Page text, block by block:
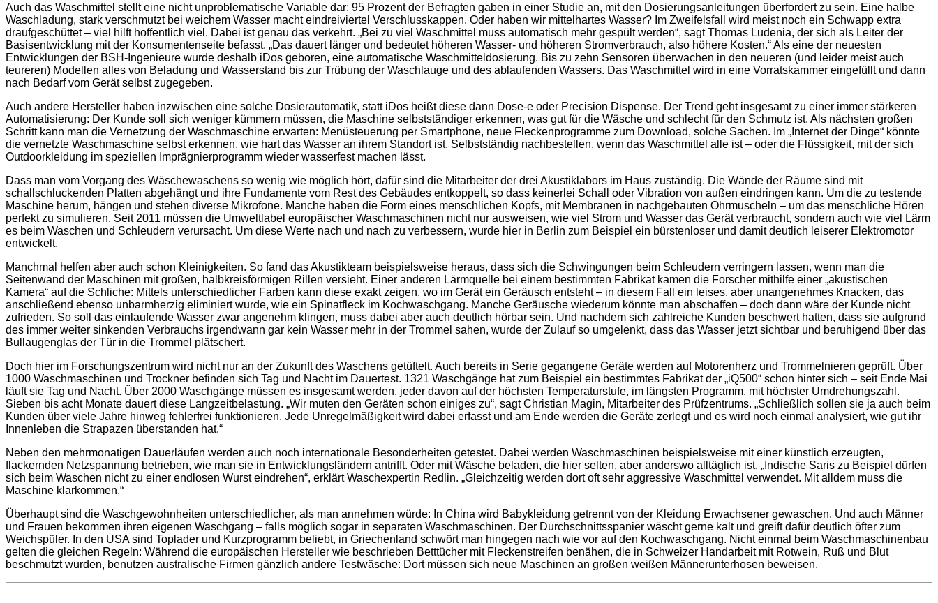
Auch das Waschmittel stellt eine nicht unproblematische Variable dar: 95 Prozent der Befragten gaben in einer Studie an, mit den Dosierungsanleitungen überfordert zu sein. Eine halbe
Waschladung, stark verschmutzt bei weichem Wasser macht eindreiviertel Verschlusskappen. Oder haben wir mittelhartes Wasser? Im Zweifelsfall wird meist noch ein Schwapp extra
draufgeschüttet – viel hilft hoffentlich viel. Dabei ist genau das verkehrt. „Bei zu viel Waschmittel muss automatisch mehr gespült werden“, sagt Thomas Ludenia, der sich als Leiter der
Basisentwicklung mit der Konsumentenseite befasst. „Das dauert länger und bedeutet höheren Wasser- und höheren Stromverbrauch, also höhere Kosten.“ Als eine der neuesten
Entwicklungen der BSH-Ingenieure wurde deshalb iDos geboren, eine automatische Waschmitteldosierung. Bis zu zehn Sensoren überwachen in den neueren (und leider meist auch
teureren) Modellen alles von Beladung und Wasserstand bis zur Trübung der Waschlauge und des ablaufenden Wassers. Das Waschmittel wird in eine Vorratskammer eingefüllt und dann
nach Bedarf vom Gerät selbst zugegeben.
Auch andere Hersteller haben inzwischen eine solche Dosierautomatik, statt iDos heißt diese dann Dose-e oder Precision Dispense. Der Trend geht insgesamt zu einer immer stärkeren
Automatisierung: Der Kunde soll sich weniger kümmern müssen, die Maschine selbstständiger erkennen, was gut für die Wäsche und schlecht für den Schmutz ist. Als nächsten großen
Schritt kann man die Vernetzung der Waschmaschine erwarten: Menüsteuerung per Smartphone, neue Fleckenprogramme zum Download, solche Sachen. Im „Internet der Dinge“ könnte
die vernetzte Waschmaschine selbst erkennen, wie hart das Wasser an ihrem Standort ist. Selbstständig nachbestellen, wenn das Waschmittel alle ist – oder die Flüssigkeit, mit der sich
Outdoorkleidung im speziellen Imprägnierprogramm wieder wasserfest machen lässt.
Dass man vom Vorgang des Wäschewaschens so wenig wie möglich hört, dafür sind die Mitarbeiter der drei Akustiklabors im Haus zuständig. Die Wände der Räume sind mit
schallschluckenden Platten abgehängt und ihre Fundamente vom Rest des Gebäudes entkoppelt, so dass keinerlei Schall oder Vibration von außen eindringen kann. Um die zu testende
Maschine herum, hängen und stehen diverse Mikrofone. Manche haben die Form eines menschlichen Kopfs, mit Membranen in nachgebauten Ohrmuscheln – um das menschliche Hören
perfekt zu simulieren. Seit 2011 müssen die Umweltlabel europäischer Waschmaschinen nicht nur ausweisen, wie viel Strom und Wasser das Gerät verbraucht, sondern auch wie viel Lärm
es beim Waschen und Schleudern verursacht. Um diese Werte nach und nach zu verbessern, wurde hier in Berlin zum Beispiel ein bürstenloser und damit deutlich leiserer Elektromotor
entwickelt.
Manchmal helfen aber auch schon Kleinigkeiten. So fand das Akustikteam beispielsweise heraus, dass sich die Schwingungen beim Schleudern verringern lassen, wenn man die
Seitenwand der Maschinen mit großen, halbkreisförmigen Rillen versieht. Einer anderen Lärmquelle bei einem bestimmten Fabrikat kamen die Forscher mithilfe einer „akustischen
Kamera“ auf die Schliche: Mittels unterschiedlicher Farben kann diese exakt zeigen, wo im Gerät ein Geräusch entsteht – in diesem Fall ein leises, aber unangenehmes Knacken, das
anschließend ebenso unbarmherzig eliminiert wurde, wie ein Spinatfleck im Kochwaschgang. Manche Geräusche wiederum könnte man abschaffen – doch dann wäre der Kunde nicht
zufrieden. So soll das einlaufende Wasser zwar angenehm klingen, muss dabei aber auch deutlich hörbar sein. Und nachdem sich zahlreiche Kunden beschwert hatten, dass sie aufgrund
des immer weiter sinkenden Verbrauchs irgendwann gar kein Wasser mehr in der Trommel sahen, wurde der Zulauf so umgelenkt, dass das Wasser jetzt sichtbar und beruhigend über das
Bullaugenglas der Tür in die Trommel plätschert.
Doch hier im Forschungszentrum wird nicht nur an der Zukunft des Waschens getüftelt. Auch bereits in Serie gegangene Geräte werden auf Motorenherz und Trommelnieren geprüft. Über
1000 Waschmaschinen und Trockner befinden sich Tag und Nacht im Dauertest. 1321 Waschgänge hat zum Beispiel ein bestimmtes Fabrikat der „iQ500“ schon hinter sich – seit Ende Mai
läuft sie Tag und Nacht. Über 2000 Waschgänge müssen es insgesamt werden, jeder davon auf der höchsten Temperaturstufe, im längsten Programm, mit höchster Umdrehungszahl.
Sieben bis acht Monate dauert diese Langzeitbelastung. „Wir muten den Geräten schon einiges zu“, sagt Christian Magin, Mitarbeiter des Prüfzentrums. „Schließlich sollen sie ja auch beim
Kunden über viele Jahre hinweg fehlerfrei funktionieren. Jede Unregelmäßigkeit wird dabei erfasst und am Ende werden die Geräte zerlegt und es wird noch einmal analysiert, wie gut ihr
Innenleben die Strapazen überstanden hat.“
Neben den mehrmonatigen Dauerläufen werden auch noch internationale Besonderheiten getestet. Dabei werden Waschmaschinen beispielsweise mit einer künstlich erzeugten,
flackernden Netzspannung betrieben, wie man sie in Entwicklungsländern antrifft. Oder mit Wäsche beladen, die hier selten, aber anderswo alltäglich ist. „Indische Saris zu Beispiel dürfen
sich beim Waschen nicht zu einer endlosen Wurst eindrehen“, erklärt Waschexpertin Redlin. „Gleichzeitig werden dort oft sehr aggressive Waschmittel verwendet. Mit alldem muss die
Maschine klarkommen.“
Überhaupt sind die Waschgewohnheiten unterschiedlicher, als man annehmen würde: In China wird Babykleidung getrennt von der Kleidung Erwachsener gewaschen. Und auch Männer
und Frauen bekommen ihren eigenen Waschgang – falls möglich sogar in separaten Waschmaschinen. Der Durchschnittsspanier wäscht gerne kalt und greift dafür deutlich öfter zum
Weichspüler. In den USA sind Toplader und Kurzprogramm beliebt, in Griechenland schwört man hingegen nach wie vor auf den Kochwaschgang. Nicht einmal beim Waschmaschinenbau
gelten die gleichen Regeln: Während die europäischen Hersteller wie beschrieben Betttücher mit Fleckenstreifen benähen, die in Schweizer Handarbeit mit Rotwein, Ruß und Blut
beschmutzt wurden, benutzen australische Firmen gänzlich andere Testwäsche: Dort müssen sich neue Maschinen an großen weißen Männerunterhosen beweisen.